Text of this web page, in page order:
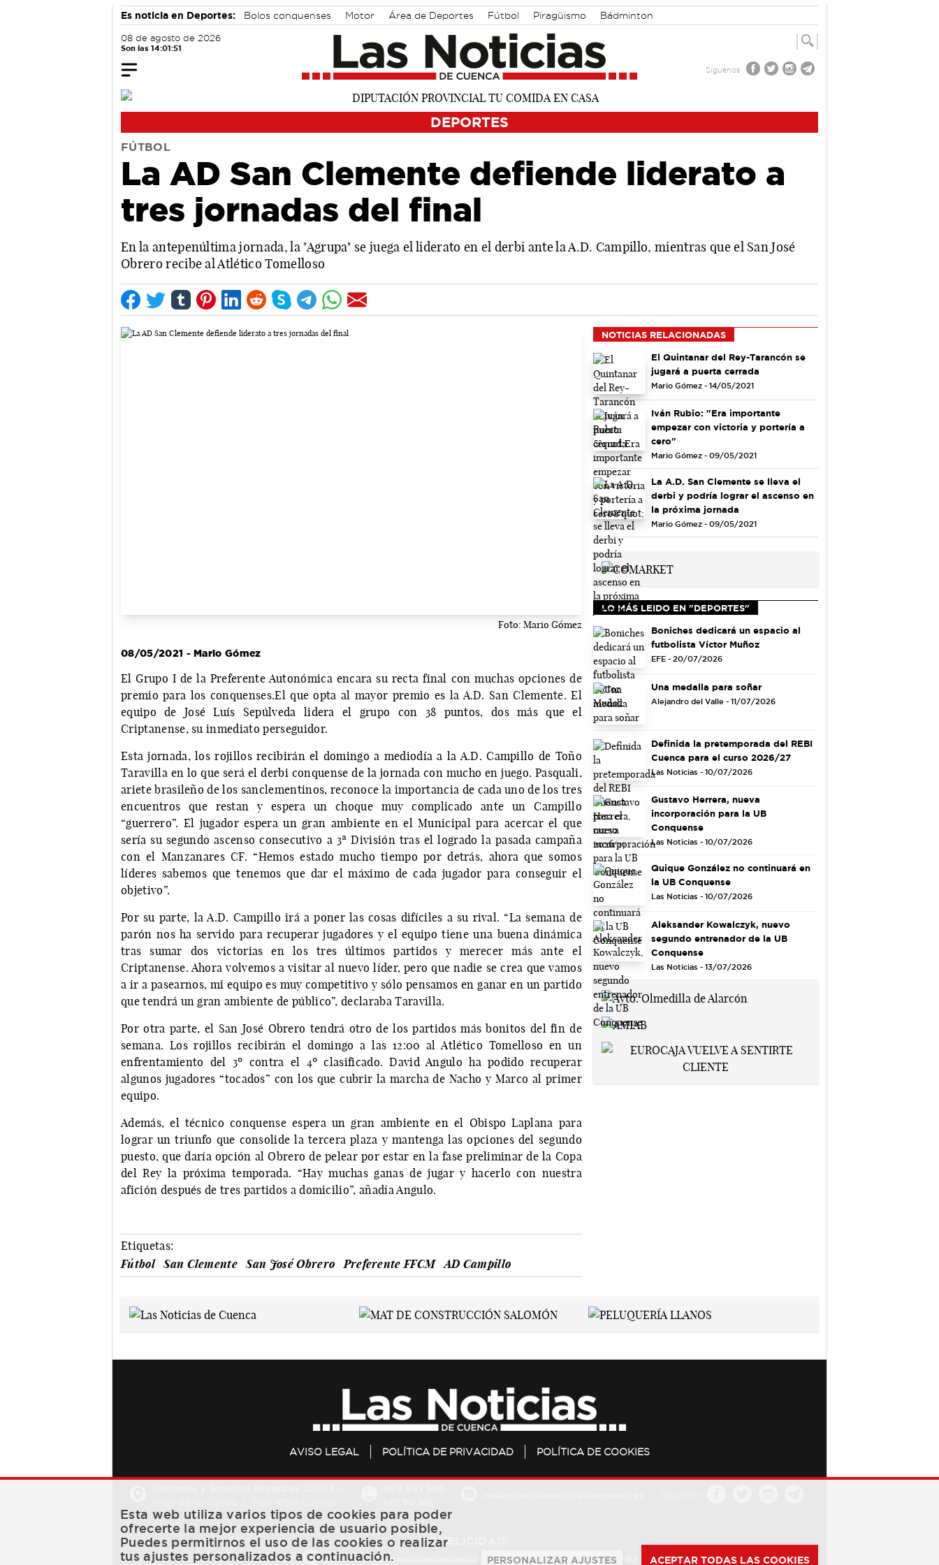
Es noticia en Deportes: Bolos conquenses Motor Área de Deportes Fútbol Piragüismo Bádminton
08 de agosto de 2026
Son las 14:01:52
Síguenos
DEPORTES
FÚTBOL
La AD San Clemente defiende liderato a
tres jornadas del final
En la antepenúltima jornada, la "Agrupa" se juega el liderato en el derbi ante la A.D. Campillo, mientras que el San José
Obrero recibe al Atlético Tomelloso
Foto: Mario Gómez
08/05/2021 - Mario Gómez
El Grupo I de la Preferente Autonómica encara su recta final con muchas opciones de
premio para los conquenses.El que opta al mayor premio es la A.D. San Clemente. El
equipo de José Luís Sepúlveda lidera el grupo con 38 puntos, dos más que el
Criptanense, su inmediato perseguidor.
Esta jornada, los rojillos recibirán el domingo a mediodía a la A.D. Campillo de Toño
Taravilla en lo que será el derbi conquense de la jornada con mucho en juego. Pasquali,
ariete brasileño de los sanclementinos, reconoce la importancia de cada uno de los tres
encuentros que restan y espera un choque muy complicado ante un Campillo
“guerrero”. El jugador espera un gran ambiente en el Municipal para acercar el que
sería su segundo ascenso consecutivo a 3ª División tras el logrado la pasada campaña
con el Manzanares CF. “Hemos estado mucho tiempo por detrás, ahora que somos
líderes sabemos que tenemos que dar el máximo de cada jugador para conseguir el
objetivo”.
Por su parte, la A.D. Campillo irá a poner las cosas difíciles a su rival. “La semana de
parón nos ha servido para recuperar jugadores y el equipo tiene una buena dinámica
tras sumar dos victorias en los tres últimos partidos y merecer más ante el
Criptanense. Ahora volvemos a visitar al nuevo líder, pero que nadie se crea que vamos
a ir a pasearnos, mi equipo es muy competitivo y sólo pensamos en ganar en un partido
que tendrá un gran ambiente de público”, declaraba Taravilla.
Por otra parte, el San José Obrero tendrá otro de los partidos más bonitos del fin de
semana. Los rojillos recibirán el domingo a las 12:00 al Atlético Tomelloso en un
enfrentamiento del 3º contra el 4º clasificado. David Angulo ha podido recuperar
algunos jugadores “tocados” con los que cubrir la marcha de Nacho y Marco al primer
equipo.
Además, el técnico conquense espera un gran ambiente en el Obispo Laplana para
lograr un triunfo que consolide la tercera plaza y mantenga las opciones del segundo
puesto, que daría opción al Obrero de pelear por estar en la fase preliminar de la Copa
del Rey la próxima temporada. “Hay muchas ganas de jugar y hacerlo con nuestra
afición después de tres partidos a domicilio”, añadía Angulo.
Etiquetas:
Fútbol
San Clemente San José Obrero Preferente FFCM AD Campillo
NOTICIAS RELACIONADAS
El Quintanar del Rey-Tarancón se
jugará a puerta cerrada
Mario Gómez - 14/05/2021
Iván Rubio: "Era importante
empezar con victoria y portería a
cero"
Mario Gómez - 09/05/2021
La A.D. San Clemente se lleva el
derbi y podría lograr el ascenso en
la próxima jornada
Mario Gómez - 09/05/2021
LO MÁS LEIDO EN "DEPORTES"
Boniches dedicará un espacio al
futbolista Víctor Muñoz
EFE - 20/07/2026
Una medalla para soñar
Alejandro del Valle - 11/07/2026
Definida la pretemporada del REBI
Cuenca para el curso 2026/27
Las Noticias - 10/07/2026
Gustavo Herrera, nueva
incorporación para la UB
Conquense
Las Noticias - 10/07/2026
Quique González no continuará en
la UB Conquense
Las Noticias - 10/07/2026
Aleksander Kowalczyk, nuevo
segundo entrenador de la UB
Conquense
Las Noticias - 13/07/2026
AVISO LEGAL POLÍTICA DE PRIVACIDAD POLÍTICA DE COOKIES
PUBLICIDAD:
publicidad@lasnoticiasdecuenca.es 684 126 573 / 670 726 392
Esta web utiliza varios tipos de cookies para poder
ofrecerte la mejor experiencia de usuario posible,
Puedes permitirnos el uso de las cookies o realizar
tus ajustes personalizados a continuación.
PERSONALIZAR AJUSTES ACEPTAR TODAS LAS COOKIES